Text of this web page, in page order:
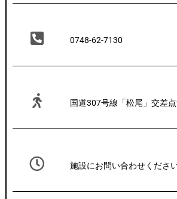
0748-62-7130
国道307号線「松尾」交差点
施設にお問い合わせくださ